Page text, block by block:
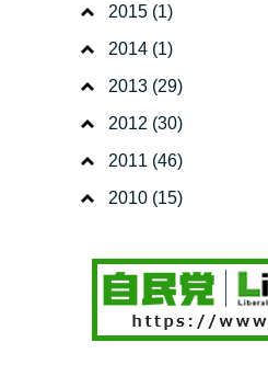
2015 (1)
2014 (1)
2013 (29)
2012 (30)
2011 (46)
2010 (15)